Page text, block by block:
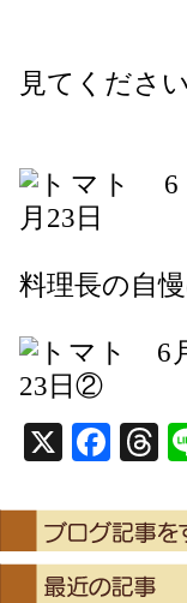
見てくだ
料理長の自
X